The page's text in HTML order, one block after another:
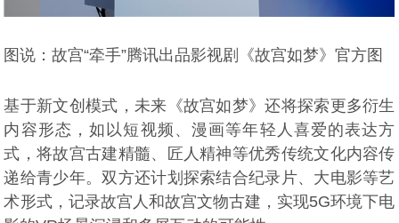
图说：故宫“牵手”腾讯出品影视剧《故宫如梦》官方图
基于新文创模式，未来《故宫如梦》还将探索更多衍生
内容形态，如以短视频、漫画等年轻人喜爱的表达方
式，将故宫古建精髓、匠人精神等优秀传统文化内容传
递给青少年。双方还计划探索结合纪录片、大电影等艺
术形式，记录故宫人和故宫文物古建，实现5G环境下电